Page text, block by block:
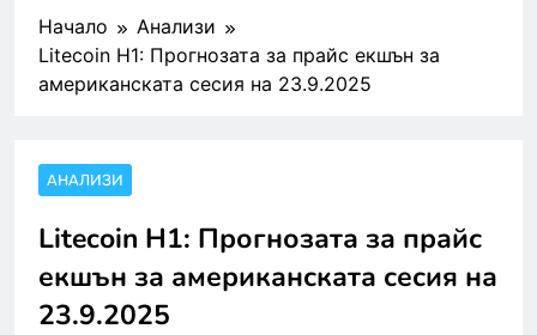
Начало
Анализи
Litecoin H1: Прогнозата за прайс екшън за
американската сесия на 23.9.2025
АНАЛИЗИ
Litecoin H1: Прогнозата за прайс
екшън за американската сесия на
23.9.2025